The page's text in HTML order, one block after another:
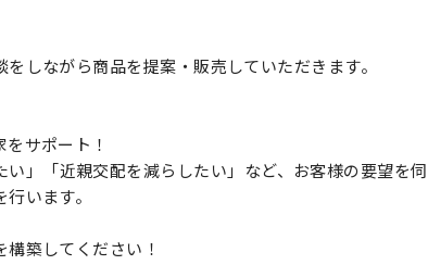
しながら商品を提案・販売していただきます。
サポート！
い」「近親交配を減らしたい」など、お客様の要望を
います。
築してください！